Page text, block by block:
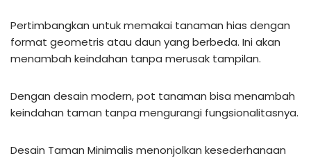
Pertimbangkan untuk memakai tanaman hias dengan
format geometris atau daun yang berbeda. Ini akan
menambah keindahan tanpa merusak tampilan.
Dengan desain modern, pot tanaman bisa menambah
keindahan taman tanpa mengurangi fungsionalitasnya.
Desain Taman Minimalis menonjolkan kesederhanaan